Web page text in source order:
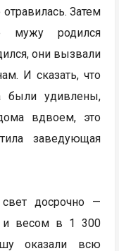
Затем
родился
они вызвали
И сказать, что
были удивлены,
вдвоем, это
заведующая
досрочно —
и весом в 1 300
оказали всю